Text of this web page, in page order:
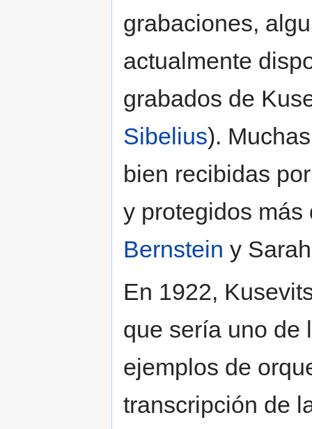
grabaciones,
actualmente
grabados de
Sibelius).
bien recibidas
y protegidos
Bernstein y
En 1922,
que sería uno de
ejemplos de
transcripción de